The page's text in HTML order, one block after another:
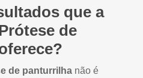
que a
de
de panturrilha não é